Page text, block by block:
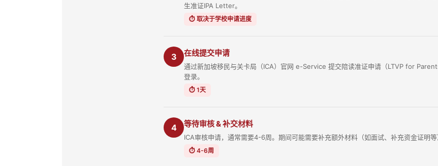
生准证IPA Letter。
⏱ 取决于学校申请进度
3 在线提交申请
通过新加坡移民与关卡局（ICA）官网 e-Service 提交陪读准证申请（LTVP for
登录。
⏱ 1天
4 等待审核 & 补交材料
ICA审核申请，通常需要4-6周。期间可能需要补充额外材料（如面试、补充资金证明等
⏱ 4-6周